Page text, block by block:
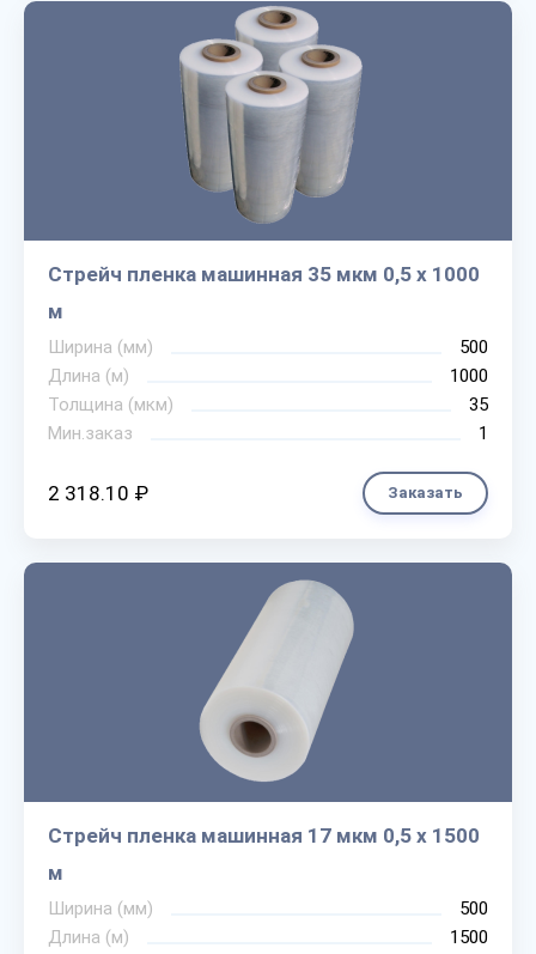
Стрейч пленка машинная 35 мкм 0,5 х 1000
м
Ширина (мм)
500
Длина (м)
1000
Толщина (мкм)
35
Мин.заказ
1
2 318.10 ₽ Заказать
Стрейч пленка машинная 17 мкм 0,5 х 1500
м
Ширина (мм)
500
Длина (м)
1500